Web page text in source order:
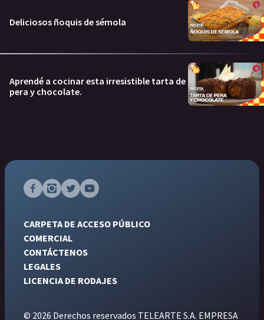
Deliciosos ñoquis de sémola
Aprendé a cocinar esta irresistible tarta de
pera y chocolate.
CARPETA DE ACCESO PÚBLICO
COMERCIAL
CONTÁCTENOS
LEGALES
LICENCIA DE RODAJES
© 2026 Derechos reservados TELEARTE S.A. EMPRESA